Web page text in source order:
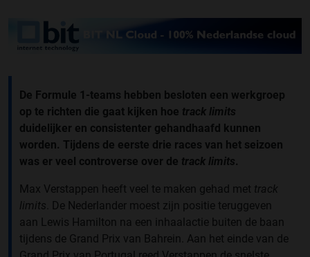
De Formule 1-teams hebben besloten een werkgroep
op te richten die gaat kijken hoe track limits
duidelijker en consistenter gehandhaafd kunnen
worden. Tijdens de eerste drie races van het seizoen
was er veel controverse over de track limits.
Max Verstappen heeft veel te maken gehad met track
limits . De Nederlander moest zijn positie teruggeven
aan Lewis Hamilton na een inhaalactie buiten de baan
tijdens de Grand Prix van Bahrein. Aan het einde van de